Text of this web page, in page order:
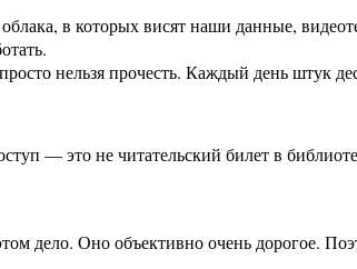
в которых висят наши данные,
нельзя прочесть. Каждый день штук
— это не читательский билет в
дело. Оно объективно очень дорогое.